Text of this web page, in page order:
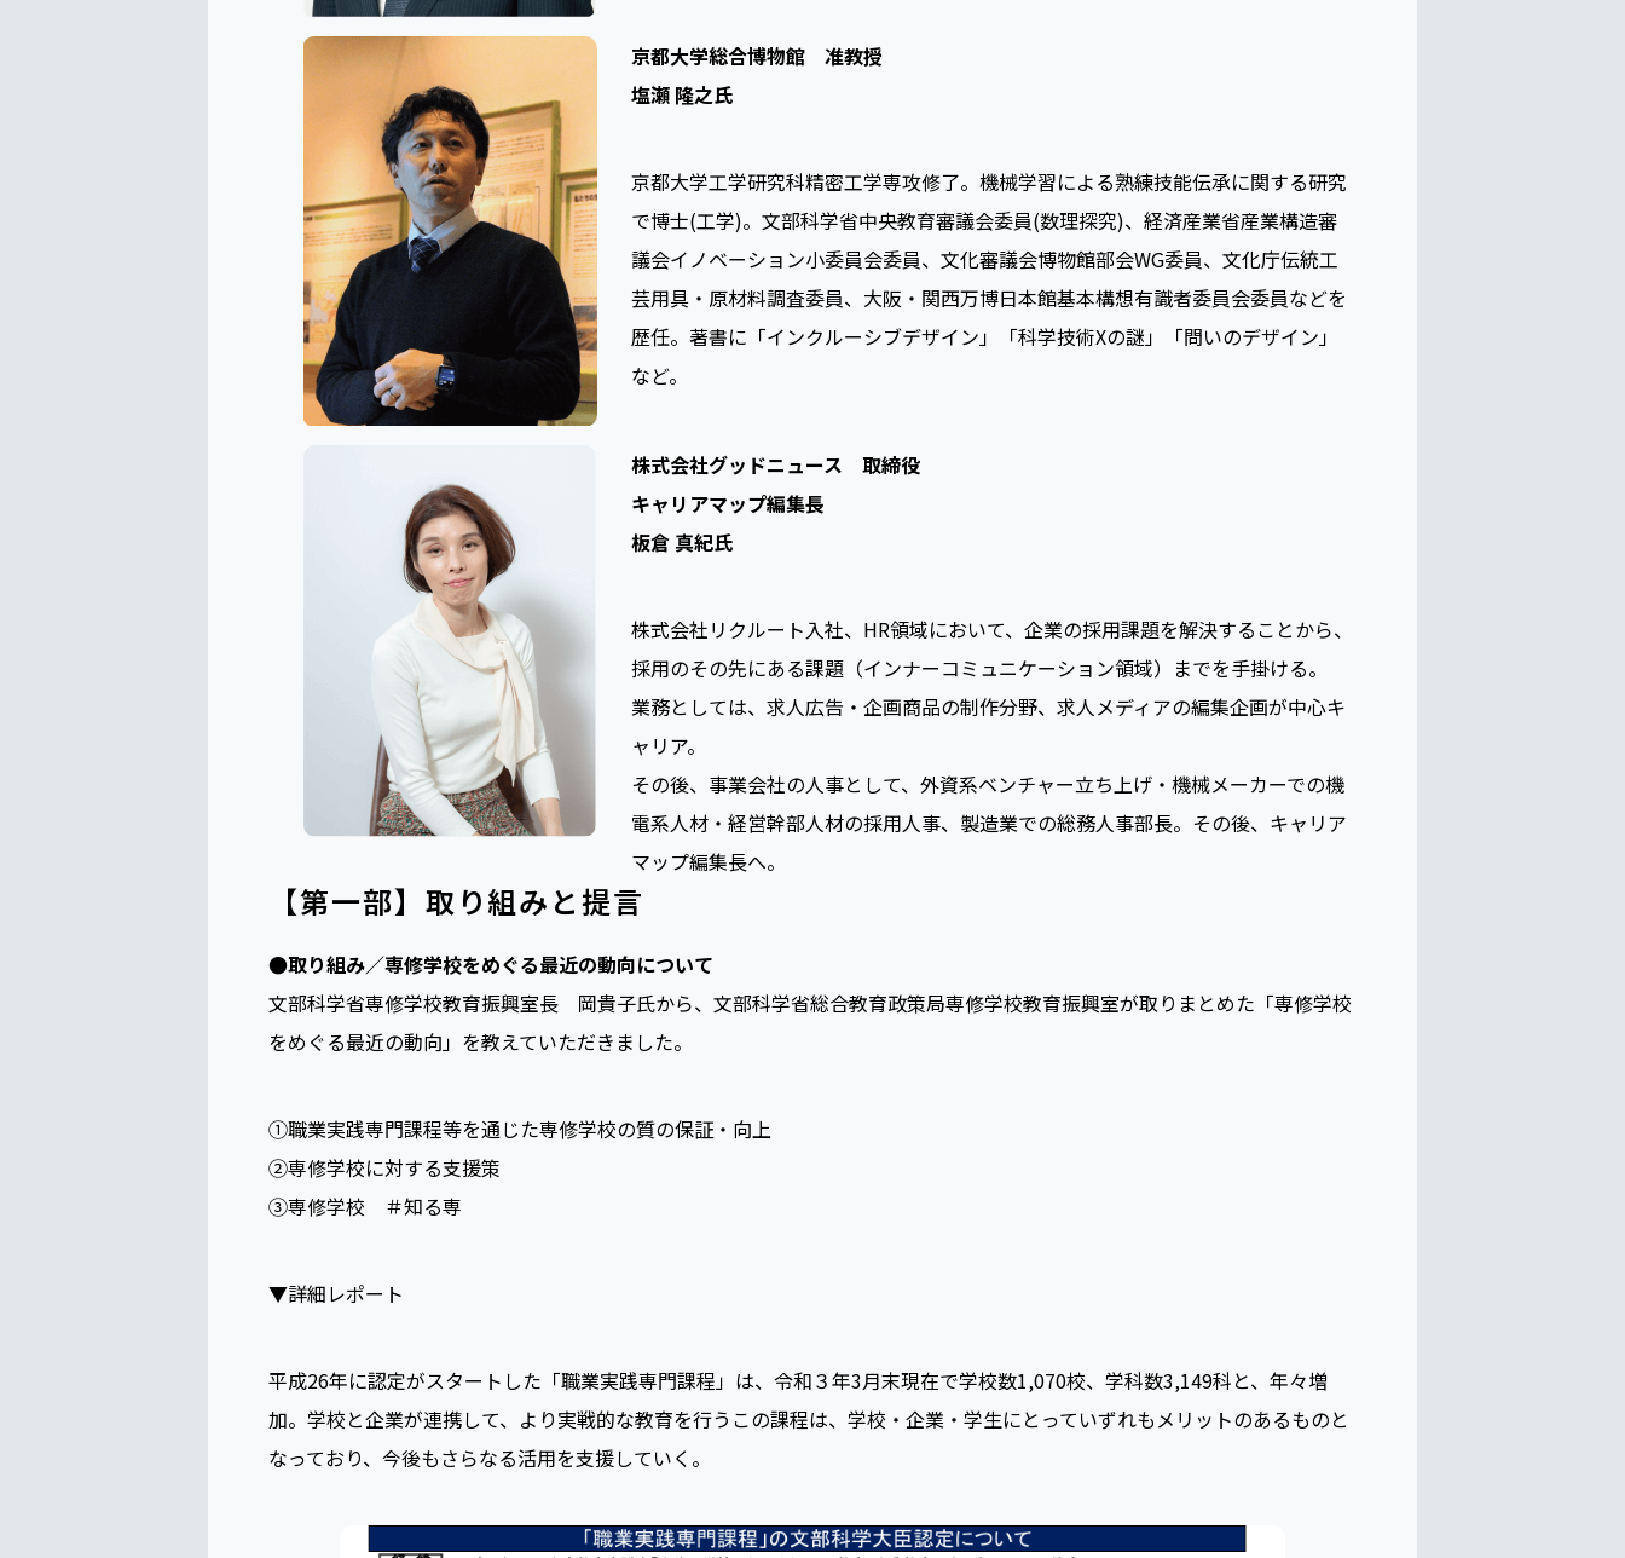
京都大学総合博物館 准教授
塩瀬 隆之氏
京都大学工学研究科精密工学専攻修了。機械学習による熟練技能伝承に関する研究
で博士(工学)。文部科学省中央教育審議会委員(数理探究)、経済産業省産業構造審
議会イノベーション小委員会委員、文化審議会博物館部会WG委員、文化庁伝統工
芸用具・原材料調査委員、大阪・関西万博日本館基本構想有識者委員会委員などを
歴任。著書に「インクルーシブデザイン」「科学技術Xの謎」「問いのデザイン」
など。
株式会社グッドニュース 取締役
キャリアマップ編集長
板倉 真紀氏
株式会社リクルート入社、HR領域において、企業の採用課題を解決することから、
採用のその先にある課題（インナーコミュニケーション領域）までを手掛ける。
業務としては、求人広告・企画商品の制作分野、求人メディアの編集企画が中心キ
ャリア。
その後、事業会社の人事として、外資系ベンチャー立ち上げ・機械メーカーでの機
電系人材・経営幹部人材の採用人事、製造業での総務人事部長。その後、キャリア
マップ編集長へ。
【第一部】取り組みと提言
●取り組み／専修学校をめぐる最近の動向について
文部科学省専修学校教育振興室長 岡貴子氏から、文部科学省総合教育政策局専修学校教育振興室が取りまとめた「専修学校
をめぐる最近の動向」を教えていただきました。
①職業実践専門課程等を通じた専修学校の質の保証・向上
②専修学校に対する支援策
③専修学校 ＃知る専
▼詳細レポート
平成26年に認定がスタートした「職業実践専門課程」は、令和３年3月末現在で学校数1,070校、学科数3,149科と、年々増
加。学校と企業が連携して、より実戦的な教育を行うこの課程は、学校・企業・学生にとっていずれもメリットのあるものと
なっており、今後もさらなる活用を支援していく。